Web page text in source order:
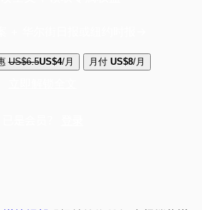
US$6.5US$4/月 月付 US$8/月